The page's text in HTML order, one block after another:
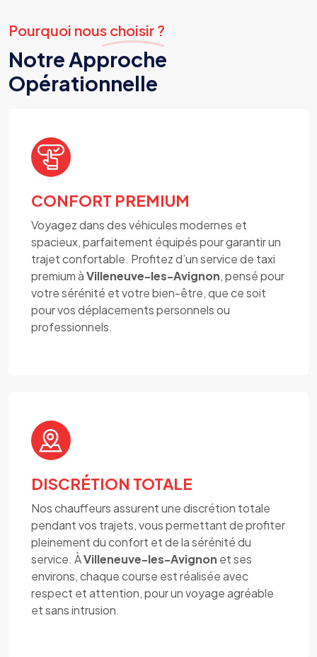
Pourquoi nous choisir ?
Notre Approche
Opérationnelle
CONFORT PREMIUM
Voyagez dans des véhicules modernes et
spacieux, parfaitement équipés pour garantir un
trajet confortable. Profitez d’un service de taxi
premium àVilleneuve-les-Avignon, pensé pour
votre sérénité et votre bien-être, que ce soit
pour vos déplacements personnels ou
professionnels.
DISCRÉTION TOTALE
Nos chauffeurs assurent une discrétion totale
pendant vos trajets, vous permettant de profiter
pleinement du confort et de la sérénité du
service. ÀVilleneuve-les-Avignon et ses
environs, chaque course est réalisée avec
respect et attention, pour un voyage agréable
et sans intrusion.